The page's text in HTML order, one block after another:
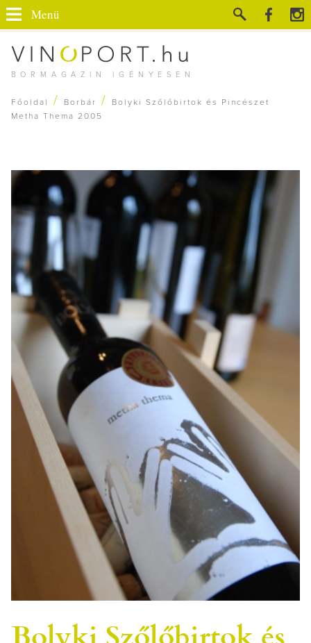
BORMAGAZIN IGÉNYESEN
Menü
Főoldal / Borbár /
Bolyki Szőlőbirtok és Pincészet
Metha Thema 2005
Bolyki Szőlőbirtok és